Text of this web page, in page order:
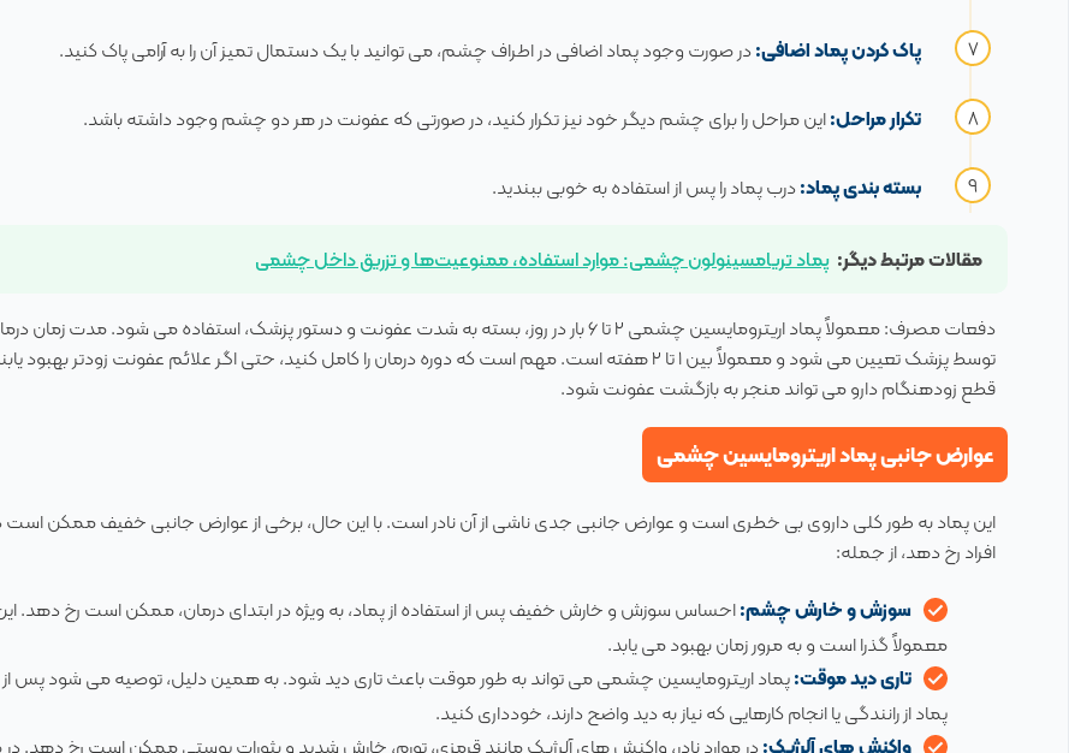
پاک کردن پماد اضافی:در صورت وجود پماد اضافی در اطراف چشم، می توانید با یک دستمال تمیز آن را به آرامی پاک کنید.
تکرار مراحل:این مراحل را برای چشم دیگر خود نیز تکرار کنید، در صورتی که عفونت در هر دو چشم وجود داشته باشد.
بسته بندی پماد:درب پماد را پس از استفاده به خوبی ببندید.
مقالات مرتبط دیگر: پماد تریامسینولون چشمی: موارد استفاده، ممنوعیت‌ها و تزریق داخل چشمی
دفعات مصرف: معمولاً پماد اریترومایسین چشمی ۲ تا ۶ بار در روز، بسته به شدت عفونت و دستور پزشک، استفاده می شود. مدت زمان
توسط پزشک تعیین می شود و معمولاً بین ۱ تا ۲ هفته است. مهم است که دوره درمان را کامل کنید، حتی اگر علائم عفونت زودتر بهبود
قطع زودهنگام دارو می تواند منجر به بازگشت عفونت شود.
عوارض جانبی پماد اریترومایسین چشمی
این پماد به طور کلی داروی بی خطری است و عوارض جانبی جدی ناشی از آن نادر است. با این حال، برخی از عوارض جانبی خفیف ممکن است
افراد رخ دهد، از جمله:
سوزش و خارش چشم:احساس سوزش و خارش خفیف پس از استفاده از پماد، به ویژه در ابتدای درمان، ممکن است رخ دهد.
معمولاً گذرا است و به مرور زمان بهبود می یابد.
تاری دید موقت:پماد اریترومایسین چشمی می تواند به طور موقت باعث تاری دید شود. به همین دلیل، توصیه می شود پس از
پماد از رانندگی یا انجام کارهایی که نیاز به دید واضح دارند، خودداری کنید.
واکنش های آلرژیک:در موارد نادر، واکنش های آلرژیک مانند قرمزی، تورم، خارش شدید و بثورات پوستی ممکن است رخ دهد. در